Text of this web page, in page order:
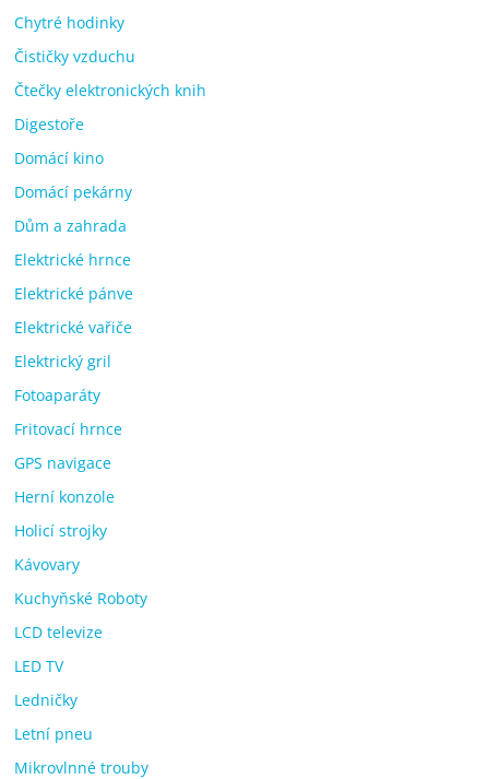
Chytré hodinky
Čističky vzduchu
Čtečky elektronických knih
Digestoře
Domácí kino
Domácí pekárny
Dům a zahrada
Elektrické hrnce
Elektrické pánve
Elektrické vařiče
Elektrický gril
Fotoaparáty
Fritovací hrnce
GPS navigace
Herní konzole
Holicí strojky
Kávovary
Kuchyňské Roboty
LCD televize
LED TV
Ledničky
Letní pneu
Mikrovlnné trouby